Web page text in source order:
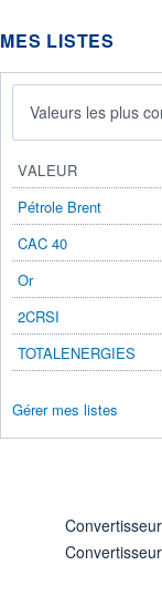
MES LISTES
Valeurs les plus
VALEUR
Pétrole Brent
CAC 40
Or
2CRSI
TOTALENERGIES
Gérer mes listes